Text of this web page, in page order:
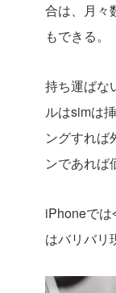
合は、月々
もできる。
持ち運ばな
ルはsimは
ングすれば
ンであれば
iPhoneで
はバリバリ